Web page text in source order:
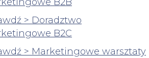
> Doradztwo
B2C
> Marketingowe warsztaty